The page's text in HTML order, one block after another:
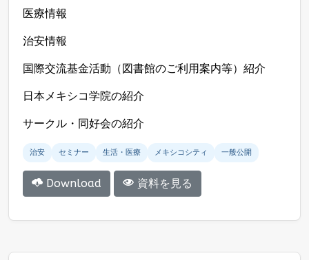
医療情報
治安情報
国際交流基金活動（図書館のご利用案内等）紹介
日本メキシコ学院の紹介
サークル・同好会の紹介
治安 セミナー 生活・医療 メキシコシティ 一般公開
Download 資料を見る